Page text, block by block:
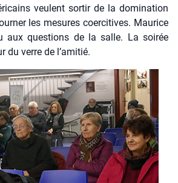
veulent sor­tir de la domi­na­tion
les mesures coer­ci­tives. Mau­rice
aux ques­tions de la salle. La soi­rée
du verre de l’amitié.